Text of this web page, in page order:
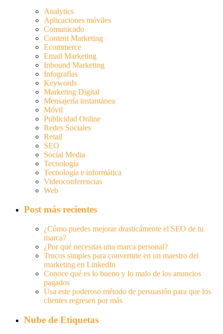
Analytics
Aplicaciones móviles
Comunicado
Content Marketing
Ecommerce
Email Marketing
Inbound Marketing
Infografías
Keywords
Marketing Digital
Mensajería instantánea
Móvil
Publicidad Online
Redes Sociales
Retail
SEO
Social Media
Tecnología
Tecnología e informática
Videoconferencias
Web
Post más recientes
¿Cómo puedes mejorar drasticámente el SEO de tu
marca?
¿Por qué necesitas una marca personal?
Trucos simples para convertirte en un maestro del
marketing en LinkedIn
Conoce qué es lo bueno y lo malo de los anuncios
pagados
Usa este poderoso método de persuasión para que los
clientes regresen por más
Nube de Etiquetas